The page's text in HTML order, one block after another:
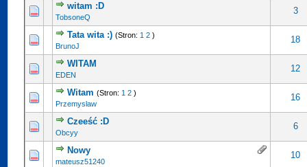
witam :D
TobsoneQ
3
Tata wita :) (Stron: 1 2 )
BrunoJ
18
WITAM
EDEN
12
Witam (Stron: 1 2 )
Przemyslaw
16
Czeeść :D
Obcyy
6
Nowy
mateusz51240
10